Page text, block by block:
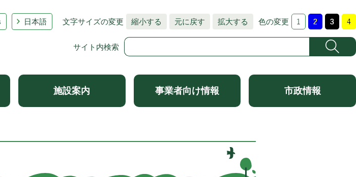
日本語 文字サイズの変更 縮小する 元に戻す 拡大する 色の変更
サイト内検索
施設案内 事業者向け情報 市政情報